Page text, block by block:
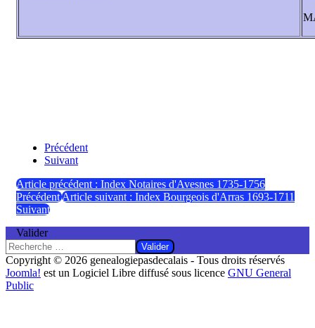
Précédent
Suivant
Article précédent : Index Notaires d'Avesnes 1735-1756
PrécédentArticle suivant : Index Bourgeois d'Arras 1693-1711
Suivant
Valider
Valider
Copyright © 2026 genealogiepasdecalais - Tous droits réservés
Joomla! est un Logiciel Libre diffusé sous licence GNU General
Public